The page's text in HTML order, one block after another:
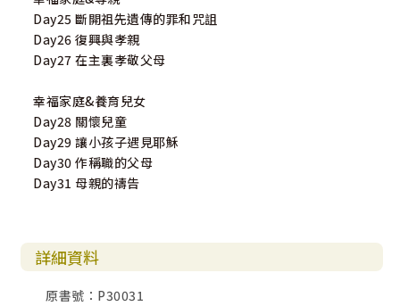
Day25 斷開祖先遺傳的罪和咒詛
Day26 復興與孝親
Day27 在主裏孝敬父母
幸福家庭&養育兒女
Day28 關懷兒童
Day29 讓小孩子遇見耶穌
Day30 作稱職的父母
Day31 母親的禱告
詳細資料
原書號：P30031